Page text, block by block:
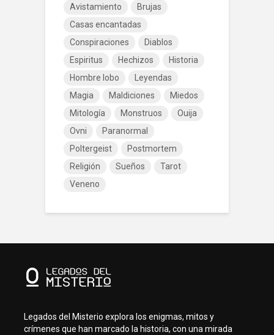
Avistamiento
Brujas
Casas encantadas
Conspiraciones
Diablos
Espiritus
Hechizos
Historia
Hombre lobo
Leyendas
Magia
Maldiciones
Miedos
Mitología
Monstruos
Ouija
Ovni
Paranormal
Poltergeist
Postmortem
Religión
Sueños
Tarot
Veneno
Legados del Misterio explora los enigmas, mitos y
crímenes que han marcado la historia, con una mirada